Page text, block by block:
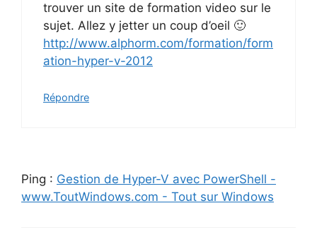
trouver un site de formation video sur le
sujet. Allez y jetter un coup d’oeil 🙂
http://www.alphorm.com/formation/form
ation-hyper-v-2012
Répondre
Ping : Gestion de Hyper-V avec PowerShell -
www.ToutWindows.com - Tout sur Windows